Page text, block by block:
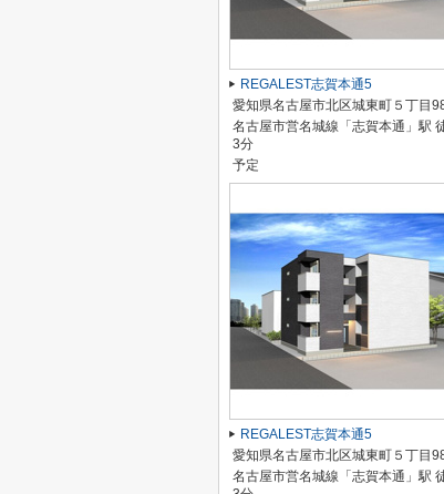
REGALEST志賀本通5
愛知県名古屋市北区城東町５丁目
名古屋市営名城線「志賀本通」駅
3分
予定
REGALEST志賀本通5
愛知県名古屋市北区城東町５丁目
名古屋市営名城線「志賀本通」駅